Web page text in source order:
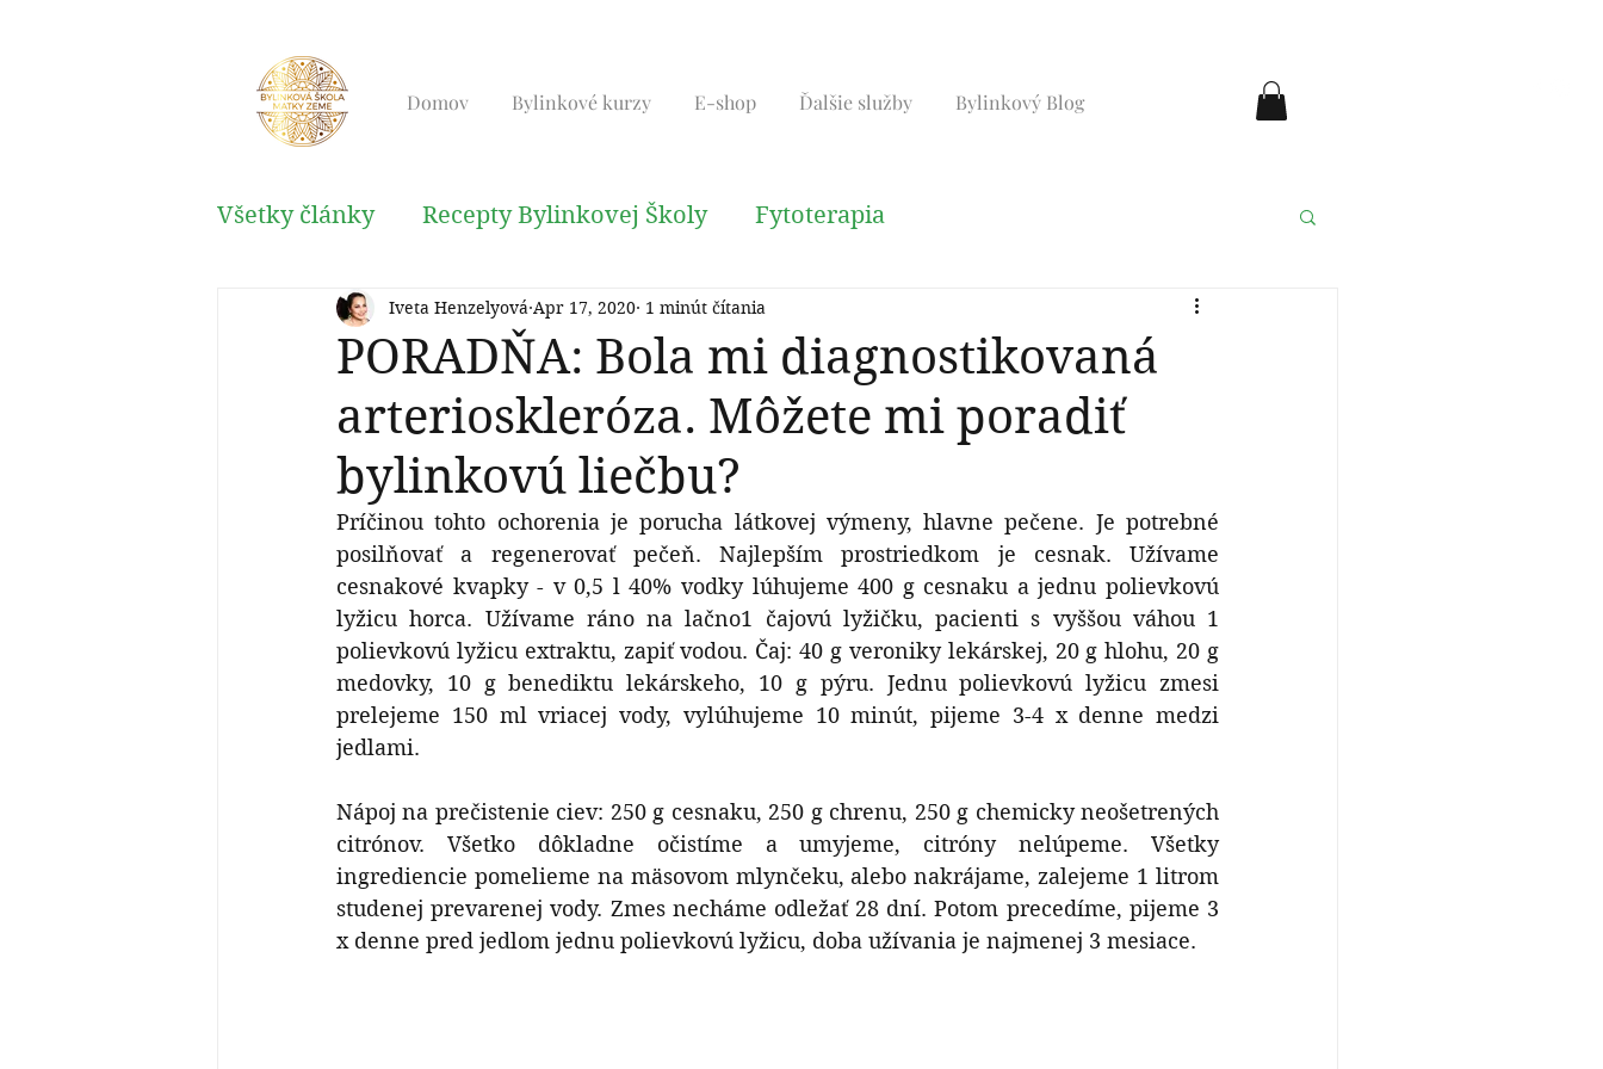
Domov Bylinkové kurzy E-shop Ďalšie služby Bylinkový Blog
Všetky články Recepty Bylinkovej Školy Fytoterapia
Kabala, Reiki, Relaxačné techniky Liečivé rastlny Tradičná čínska medicína
PORADŇA: Bola mi diagnostikovaná
arterioskleróza. Môžete mi poradiť
bylinkovú liečbu?
Iveta Henzelyová Apr 17, 2020 1 minút čítania
Príčinou tohto ochorenia je porucha látkovej výmeny, hlavne pečene. Je potrebné
posilňovať a regenerovať pečeň. Najlepším prostriedkom je cesnak. Užívame
cesnakové kvapky - v 0,5 l 40% vodky lúhujeme 400 g cesnaku a jednu polievkovú
lyžicu horca. Užívame ráno na lačno1 čajovú lyžičku, pacienti s vyššou váhou 1
polievkovú lyžicu extraktu, zapiť vodou. Čaj: 40 g veroniky lekárskej, 20 g hlohu, 20 g
medovky, 10 g benediktu lekárskeho, 10 g pýru. Jednu polievkovú lyžicu zmesi
prelejeme 150 ml vriacej vody, vylúhujeme 10 minút, pijeme 3-4 x denne medzi
jedlami.
Nápoj na prečistenie ciev: 250 g cesnaku, 250 g chrenu, 250 g chemicky neošetrených
citrónov. Všetko dôkladne očistíme a umyjeme, citróny nelúpeme. Všetky
ingrediencie pomelieme na mäsovom mlynčeku, alebo nakrájame, zalejeme 1 litrom
studenej prevarenej vody. Zmes necháme odležať 28 dní. Potom precedíme, pijeme 3
x denne pred jedlom jednu polievkovú lyžicu, doba užívania je najmenej 3 mesiace.